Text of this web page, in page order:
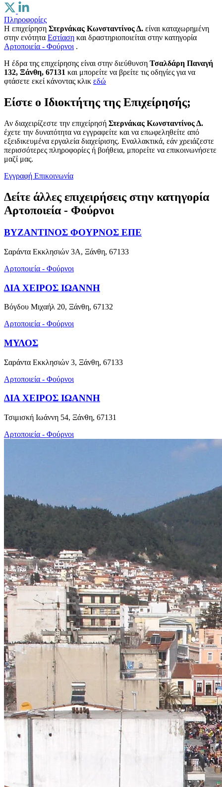
Πληροφορίες
Η επιχείρηση Στερνάκας Κωνσταντίνος Δ. είναι καταχωρημένη
στην ενότητα Εστίαση και δραστηριοποιείται στην κατηγορία
Αρτοποιεία - Φούρνοι .
H έδρα της επιχείρησης είναι στην διεύθυνση Τσαλδάρη Παναγή
132, Ξάνθη, 67131 και μπορείτε να βρείτε τις οδηγίες για να
φτάσετε εκεί κάνοντας κλικ εδώ
Είστε ο Ιδιοκτήτης της Επιχείρησής;
Αν διαχειρίζεστε την επιχείρησή Στερνάκας Κωνσταντίνος Δ.
έχετε την δυνατότητα να εγγραφείτε και να επωφεληθείτε από
εξειδικευμένα εργαλεία διαχείρισης. Εναλλακτικά, εάν χρειάζεστε
περισσότερες πληροφορίες ή βοήθεια, μπορείτε να επικοινωνήσετε
μαζί μας.
Εγγραφή Επικοινωνία
Δείτε άλλες επιχειρήσεις στην κατηγορία
Αρτοποιεία - Φούρνοι
ΒΥΖΑΝΤΙΝΟΣ ΦΟΥΡΝΟΣ ΕΠΕ
Σαράντα Εκκλησιών 3Α, Ξάνθη, 67133
Αρτοποιεία - Φούρνοι
ΔΙΑ ΧΕΙΡΟΣ ΙΩΑΝΝΗ
Βόγδου Μιχαήλ 20, Ξάνθη, 67132
Αρτοποιεία - Φούρνοι
ΜΥΛΟΣ
Σαράντα Εκκλησιών 3, Ξάνθη, 67133
Αρτοποιεία - Φούρνοι
ΔΙΑ ΧΕΙΡΟΣ ΙΩΑΝΝΗ
Τσιμισκή Ιωάννη 54, Ξάνθη, 67131
Αρτοποιεία - Φούρνοι